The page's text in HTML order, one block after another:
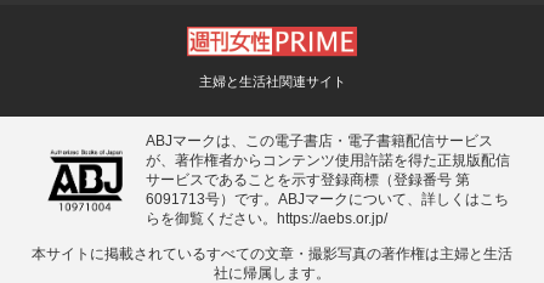
主婦と生活社関連サイト
ABJマークは、この電子書店・電子書籍配信サービス
が、著作権者からコンテンツ使用許諾を得た正規版配信
サービスであることを示す登録商標（登録番号 第
6091713号）です。ABJマークについて、詳しくはこち
らを御覧ください。
https://aebs.or.jp/
本サイトに掲載されているすべての⽂章・撮影写真の著作権は主婦と⽣活
社に帰属します。